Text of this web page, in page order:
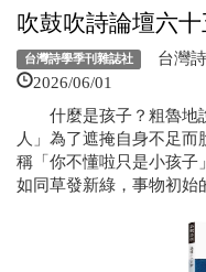
吹鼓吹詩論壇六
台灣詩學季刊雜誌社 台灣詩
2026/06/01
什麼是孩子？粗魯地
人」為了遮掩自身不足
稱「你不懂啦只是小孩子
如同草發新綠，事物初始